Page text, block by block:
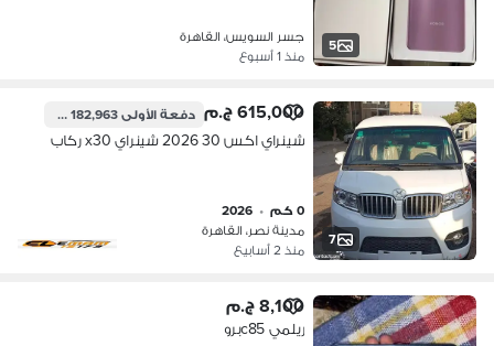
5
جسر السويس، القاهرة
منذ 1 أسبوع
7
615,000 ج.م دفعة الأولى182,963 ج.م
شينراي اكس 30 2026 شينراي x30 ركاب
0 كم •
2026
مدينة نصر، القاهرة
منذ 2 أسابيع
8,100 ج.م
ريلمي c85برو